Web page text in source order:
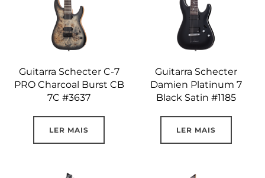
Guitarra Schecter C-7
PRO Charcoal Burst CB
7C #3637
LER MAIS
Guitarra Schecter
Damien Platinum 7
Black Satin #1185
LER MAIS